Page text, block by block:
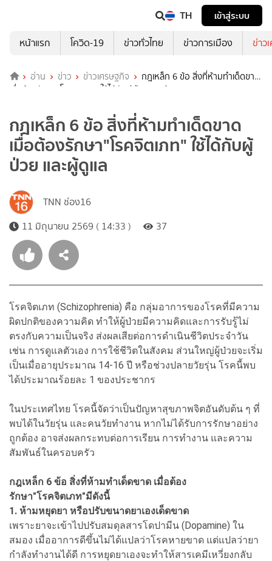
TH
เข้าสู่ระบบ
หน้าแรก
โควิด-19 ข่าวทั่วไทย ข่าวการเมือง ข่าว
อ่าน ข่าว ข่าวเศรษฐกิจ
กฎเหล็ก 6 ข้อ สิ่งที่ห้ามทำเด็ดขาด
เมื่อต้องรักษา"โรคจิตเภท" ใช้ได้กับผู้ป่วย และผู้ดูแล
กฎเหล็ก 6 ข้อ สิ่งที่ห้ามทำเด็ดขาด
เมื่อต้องรักษา"โรคจิตเภท" ใช้ได้กับผู้
ป่วย และผู้ดูแล
TNN ช่อง16
11 มิถุนายน 2569 ( 14:33 )
37
โรคจิตเภท (Schizophrenia) คือ กลุ่มอาการของโรคที่มีความ
ผิดปกติของความคิด ทำให้ผู้ป่วยมีความคิดและการรับรู้ไม่
ตรงกับความเป็นจริง ส่งผลเสียต่อการดำเนินชีวิตประจำวัน
เช่น การดูแลตัวเอง การใช้ชีวิตในสังคม ส่วนใหญ่ผู้ป่วยจะเริ่ม
เป็นเมื่ออายุประมาณ 14-16 ปี หรือช่วงปลายวัยรุ่น โรคนี้พบ
ได้ประมาณร้อยละ 1 ของประชากร
ในประเทศไทย โรคนี้จัดว่าเป็นปัญหาสุขภาพจิตอันดับต้น ๆ ที่
พบได้ในวัยรุ่น และคนวัยทำงาน หากไม่ได้รับการรักษาอย่าง
ถูกต้อง อาจส่งผลกระทบต่อการเรียน การทำงาน และความ
สัมพันธ์ในครอบครัว
กฎเหล็ก 6 ข้อ สิ่งที่ห้ามทำเด็ดขาด เมื่อต้อง
รักษา"โรคจิตเภท"มีดังนี้
1. ห้ามหยุดยา หรือปรับขนาดยาเองเด็ดขาด
เพราะยาจะเข้าไปปรับสมดุลสารโดปามีน (Dopamine) ใน
สมอง เมื่ออาการดีขึ้นไม่ได้แปลว่าโรคหายขาด แต่แปลว่ายา
กำลังทำงานได้ดี การหยุดยาเองจะทำให้สารเคมีเหวี่ยงกลับ